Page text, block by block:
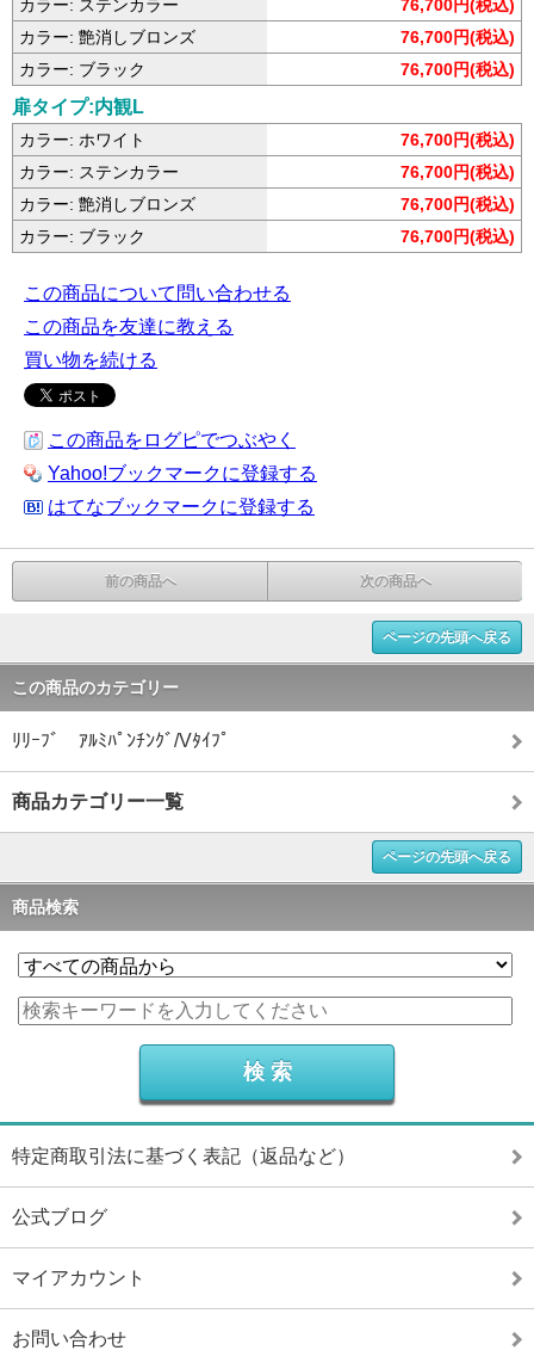
カラー: ステンカラー
76,700円(税込)
カラー: 艶消しブロンズ
76,700円(税込)
カラー: ブラック
76,700円(税込)
扉タイプ:内観L
カラー: ホワイト
76,700円(税込)
カラー: ステンカラー
76,700円(税込)
カラー: 艶消しブロンズ
76,700円(税込)
カラー: ブラック
76,700円(税込)
この商品について問い合わせる
この商品を友達に教える
買い物を続ける
この商品をログピでつぶやく
Yahoo!ブックマークに登録する
はてなブックマークに登録する
前の商品へ 次の商品へ
ページの先頭へ戻る
この商品のカテゴリー
ﾘﾘｰﾌﾞ ｱﾙﾐﾊﾟﾝﾁﾝｸﾞ/Vﾀｲﾌﾟ
商品カテゴリー一覧
ページの先頭へ戻る
商品検索
特定商取引法に基づく表記（返品など）
公式ブログ
マイアカウント
お問い合わせ